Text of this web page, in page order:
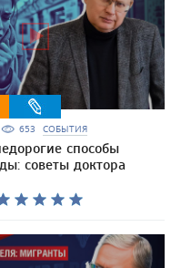
653 СОБЫТИЯ
способы
советы доктора